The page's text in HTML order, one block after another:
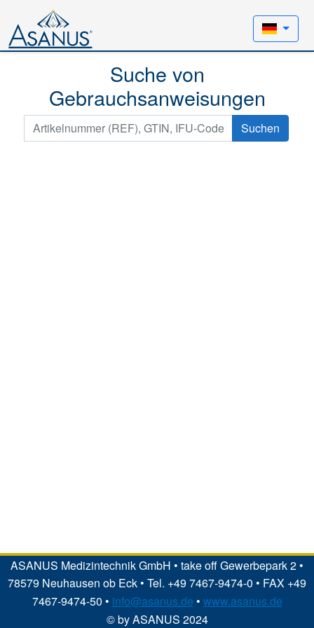
Suche von
Gebrauchsanweisungen
Suchen
ASANUS Medizintechnik GmbH • take off Gewerbepark 2 •
78579 Neuhausen ob Eck • Tel. +49 7467-9474-0 • FAX +49
7467-9474-50 • info@asanus.de • www.asanus.de
© by ASANUS 2024